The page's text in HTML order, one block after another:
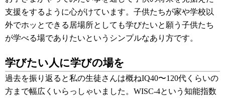
支援をするように心がけています。子供たちが家や学校以
外でホッとできる居場所としても学びたいと願う子供たち
が学べる場でありたいというシンプルなあり方です。
学びたい人に学びの場を
過去を振り返ると私の生徒さんは概ねIQ40〜120代くらいの
方まで幅広くいらっしゃいました。WISC-4という知能指数